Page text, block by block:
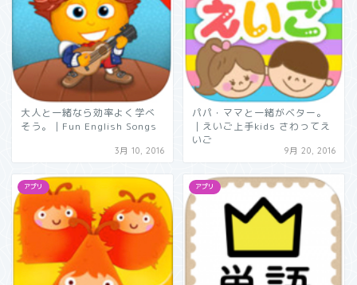
大人と一緒なら効率よく学べ
そう。｜Fun English Songs
3月 10, 2016
パパ・ママと一緒がベター。
｜えいご上手kids さわってえ
いご
9月 20, 2016
アプリ アプリ